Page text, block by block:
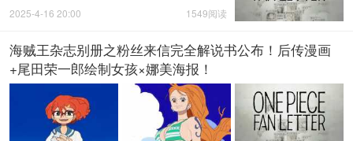
1549阅读
2025-4-16 20:00
海贼王杂志别册之粉丝来信完全解说书公布！后传漫画
+尾田荣一郎绘制女孩×娜美海报！